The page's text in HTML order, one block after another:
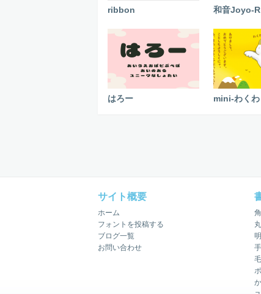
ribbon 和音Joyo-R
はろー mini-わくわ
サイト概要
ホーム
フォントを投稿する
ブログ一覧
お問い合わせ